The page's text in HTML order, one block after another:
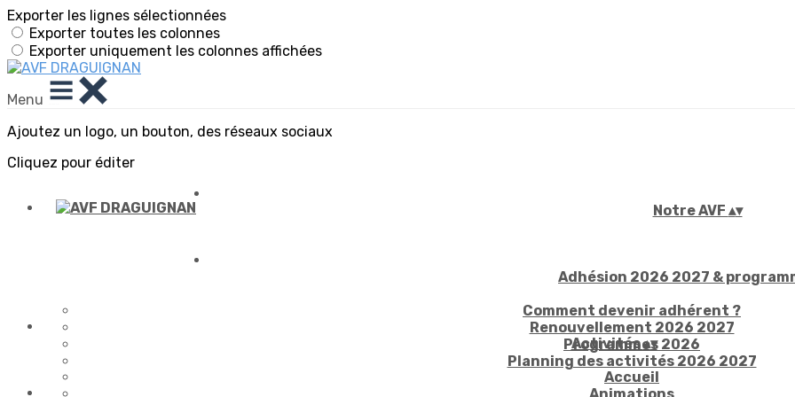
Exporter les lignes sélectionnées
Exporter toutes les colonnes
Exporter uniquement les colonnes affichées
Menu
Ajoutez un logo, un bouton, des réseaux sociaux
Cliquez pour éditer
Notre AVF ▴▾
Adhésion 2026 2027 &
Comment devenir adhérent ?
Renouvellement 2026 2027
Programmes 2026
Planning des activités 2026 2027
Activités▴▾
Accueil